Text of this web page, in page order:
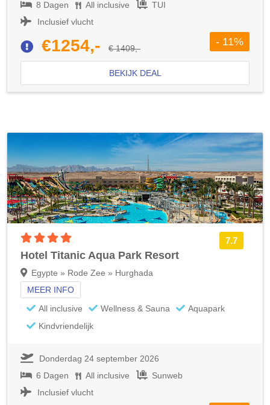
8 Dagen All inclusive
TUI
Inclusief vlucht
€1254,- € 1409,-
- 11%
BEKIJK DEAL
7.7
Hotel Titanic Aqua Park Resort
Egypte » Rode Zee » Hurghada
MEER INFO
All inclusive
Wellness & Sauna
Aquapark
Kindvriendelijk
Donderdag 24 september 2026
6 Dagen
All inclusive
Sunweb
Inclusief vlucht